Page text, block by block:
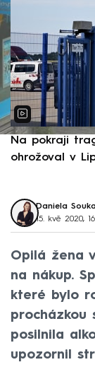
Na pokraji
ohrožoval v
Daniela
15. kvě 2020,
Opilá žena
na nákup.
které bylo
procházkou
posilnila
upozornil